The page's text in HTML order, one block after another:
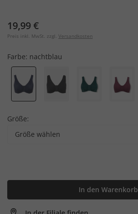
19,99 €
Preis inkl. MwSt. zzgl. Versandkosten
Farbe: nachtblau
Größe:
Größe wählen
In den Warenkorb